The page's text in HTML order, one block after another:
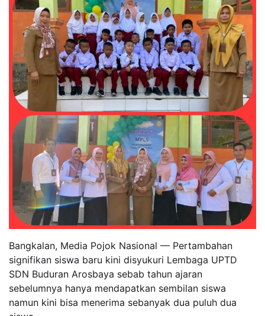
Bangkalan, Media Pojok Nasional — Pertambahan
signifikan siswa baru kini disyukuri Lembaga UPTD
SDN Buduran Arosbaya sebab tahun ajaran
sebelumnya hanya mendapatkan sembilan siswa
namun kini bisa menerima sebanyak dua puluh dua